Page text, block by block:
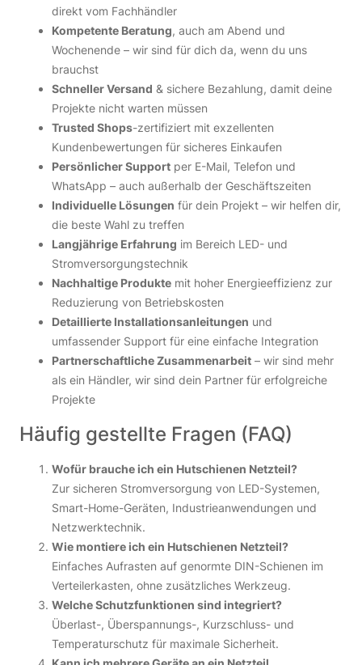
direkt vom Fachhändler
Kompetente Beratung, auch am Abend und
Wochenende – wir sind für dich da, wenn du uns
brauchst
Schneller Versand & sichere Bezahlung, damit deine
Projekte nicht warten müssen
Trusted Shops-zertifiziert mit exzellenten
Kundenbewertungen für sicheres Einkaufen
Persönlicher Support per E-Mail, Telefon und
WhatsApp – auch außerhalb der Geschäftszeiten
Individuelle Lösungen für dein Projekt – wir helfen dir,
die beste Wahl zu treffen
Langjährige Erfahrung im Bereich LED- und
Stromversorgungstechnik
Nachhaltige Produkte mit hoher Energieeffizienz zur
Reduzierung von Betriebskosten
Detaillierte Installationsanleitungen und
umfassender Support für eine einfache Integration
Partnerschaftliche Zusammenarbeit – wir sind mehr
als ein Händler, wir sind dein Partner für erfolgreiche
Projekte
Häufig gestellte Fragen (FAQ)
Wofür brauche ich ein Hutschienen Netzteil?
Zur sicheren Stromversorgung von LED-Systemen,
Smart-Home-Geräten, Industrieanwendungen und
Netzwerktechnik.
Wie montiere ich ein Hutschienen Netzteil?
Einfaches Aufrasten auf genormte DIN-Schienen im
Verteilerkasten, ohne zusätzliches Werkzeug.
Welche Schutzfunktionen sind integriert?
Überlast-, Überspannungs-, Kurzschluss- und
Temperaturschutz für maximale Sicherheit.